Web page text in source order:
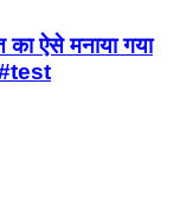
ऐसे मनाया गया